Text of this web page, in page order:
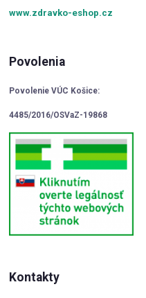
www.zdravko-eshop.cz
Povolenia
Povolenie VÚC Košice:
4485/2016/OSVaZ-19868
Kontakty